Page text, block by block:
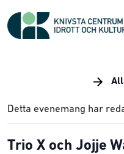
Detta evenemang har
Trio X och Jojje